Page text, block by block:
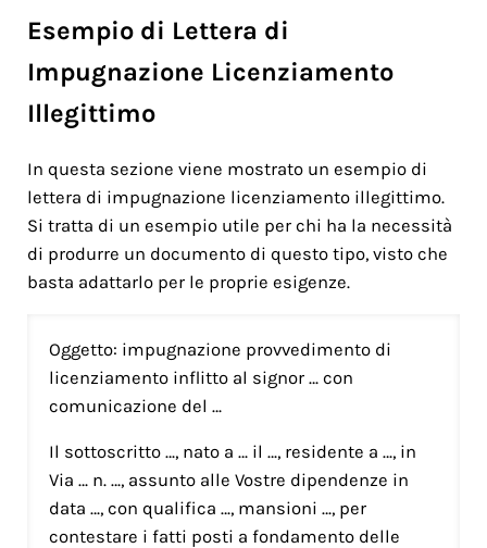
Esempio di Lettera di
Impugnazione Licenziamento
Illegittimo
In questa sezione viene mostrato un esempio di
lettera di impugnazione licenziamento illegittimo.
Si tratta di un esempio utile per chi ha la necessità
di produrre un documento di questo tipo, visto che
basta adattarlo per le proprie esigenze.
Oggetto: impugnazione provvedimento di
licenziamento inflitto al signor … con
comunicazione del …
Il sottoscritto …, nato a … il …, residente a …, in
Via … n. …, assunto alle Vostre dipendenze in
data …, con qualifica …, mansioni …, per
contestare i fatti posti a fondamento delle